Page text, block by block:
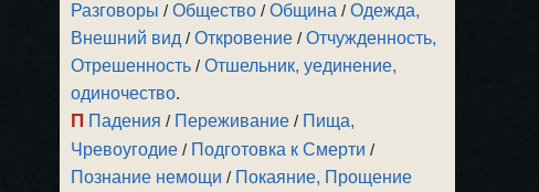
Разговоры /Общество /Община /Одежда,
Внешний вид /Откровение /Отчужденность,
Отрешенность /Отшельник, уединение,
одиночество.
П Падения / Переживание / Пища,
Чревоугодие / Подготовка к Смерти /
Познание немощи / Покаяние, Прощение